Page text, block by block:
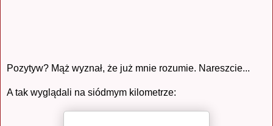
Pozytyw? Mąż wyznał, że już mnie rozumie. Nareszcie...
A tak wyglądali na siódmym kilometrze: